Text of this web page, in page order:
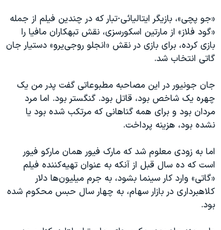
«جو پچی»، بازیگر ایتالیائی-تبار که در چندین فیلم از جمله
«گود فلاز» از مارتین اسکورسزی، نقش تبهکاران مافیا را
بازی کرده، برای بازی در نقش «انجلو روجی‌یرو»‌ دستیار جان
گاتی انتخاب شد.
جان جونیور در این مصاحبه مطبوعاتی گفت پدر من یک
چهره یک شاخص بود، قاتل بود. گنگستر بود. اما مرد
مردان بود و برای همه گناهانی که مرتکب شده بود یا
نشده بود، هزینه پرداخت.
اما به زودی معلوم شد که مارک فیور همان مارکو فیور
است که ده سال قبل از آنکه به عنوان تهیه‌کننده فیلم
«گاتی» وارد کار سینما بشود، به جرم میلیون‌ها دلار
کلاهبرداری در بازار سهام، به چهار سال حبس محکوم شده
بود.